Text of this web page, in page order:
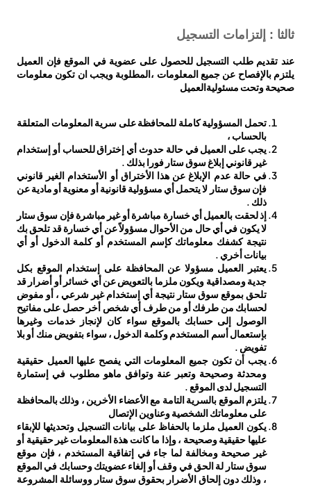
ثالثا : إلتزامات التسجيل
عند تقديم طلب التسجيل للحصول على عضوية في الموقع فإن العميل
يلتزم بالإفصاح عن جميع المعلومات ،المطلوبة ويجب ان تكون معلومات
صحيحة وتحت مسئوليةالعميل
تحمل المسؤولية كاملة للمحافظة على سرية المعلومات المتعلقة
بالحساب ،
يجب على العميل في حالة حدوث أي إختراق للحساب أو إستخدام
غير قانوني إبلاغ سوق ستار فورا بذلك .
في حالة عدم الإبلاغ عن هذا الأختراق أو الأستخدام الغير قانوني
فإن سوق ستار لا يتحمل أي مسؤولية قانونية أو معنوية أو مادية عن
ذلك .
إذ لحقت بالعميل أي خسارة مباشرة أو غير مباشرة فإن سوق ستار
لا يكون في أي حال من الأحوال مسؤولاً عن أي خسارة قد تلحق بك
نتيجة كشفك معلوماتك كإسم المستخدم أو كلمة الدخول أو أي
بيانات أخري .
يعتبر العميل مسؤولا عن المحافظة على إستخدام الموقع بكل
جدية ومصداقية ويكون ملزما بالتعويض عن أي خسائر أو أضرار قد
تلحق بموقع سوق ستار نتيجة أي إستخدام غير شرعي ، أو مفوض
لحسابك من طرفك أو من طرف أي شخص أخر حصل على مفاتيح
الوصول إلى حسابك بالموقع سواء كان لإنجاز خدمات وغيرها
بإستعمال أسم المستخدم وكلمة الدخول ، سواء بتفويض منك أو بلا
تفويض .
يجب أن تكون جميع المعلومات التي يفصح عليها العميل حقيقية
ومحدثة وصحيحة وتعبر عنة وتوافق ماهو مطلوب في إستمارة
التسجيل لدى الموقع .
يلتزم الموقع بالسرية التامة مع الأعضاء الأخرين ، وذلك بالمحافظة
على معلوماتك الشخصية وعناوين الإتصال
يكون العميل ملزما بالحفاظ على بيانات التسجيل وتحديثها للإبقاء
عليها حقيقية وصحيحة ، وإذا ما كانت هذة المعلومات غير حقيقية أو
غير صحيحة ومخالفة لما جاء في إتفاقية المستخدم ، فإن موقع
سوق ستار لة الحق في وقف أو إلغاء عضويتك وحسابك في الموقع
، وذلك دون إلحاق الأضرار بحقوق سوق ستار ووسائلة المشروعة